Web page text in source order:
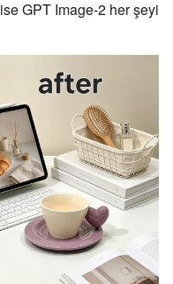
GPT Image-2 her şeyi